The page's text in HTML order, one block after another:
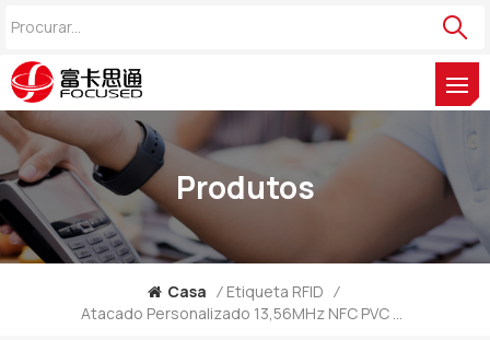
Produtos
Casa / Etiqueta RFID /
Atacado Personalizado 13,56MHz NFC PVC MIFARE 1K Etiqueta Adesiva Fabricante